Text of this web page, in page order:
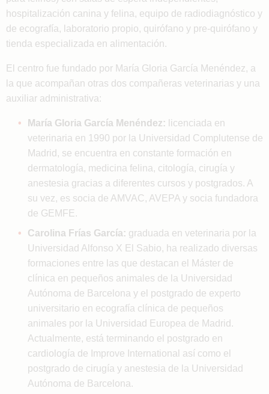
hospitalización canina y felina, equipo de radiodiagnóstico y
de ecografía, laboratorio propio, quirófano y pre-quirófano y
tienda especializada en alimentación.
El centro fue fundado por María Gloria García Menéndez, a
la que acompañan otras dos compañeras veterinarias y una
auxiliar administrativa:
María Gloria García Menéndez: licenciada en
veterinaria en 1990 por la Universidad Complutense de
Madrid, se encuentra en constante formación en
dermatología, medicina felina, citología, cirugía y
anestesia gracias a diferentes cursos y postgrados. A
su vez, es socia de AMVAC, AVEPA y socia fundadora
de GEMFE.
Carolina Frías García: graduada en veterinaria por la
Universidad Alfonso X El Sabio, ha realizado diversas
formaciones entre las que destacan el Máster de
clínica en pequeños animales de la Universidad
Autónoma de Barcelona y el postgrado de experto
universitario en ecografía clínica de pequeños
animales por la Universidad Europea de Madrid.
Actualmente, está terminando el postgrado en
cardiología de Improve International así como el
postgrado de cirugía y anestesia de la Universidad
Autónoma de Barcelona.